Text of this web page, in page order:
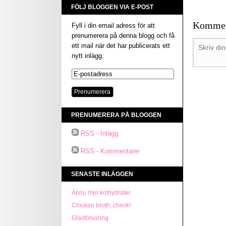
FÖLJ BLOGGEN VIA E-POST
Fyll i din email adress för att
prenumerera på denna blogg och få
ett mail när det har publicerats ett
nytt inlägg.
PRENUMERERA PÅ BLOGGEN
RSS - Inlägg
RSS - Kommentarer
SENASTE INLÄGGEN
Ännu mer kolhydrater
Chicken broth, check!
Glasförvaring